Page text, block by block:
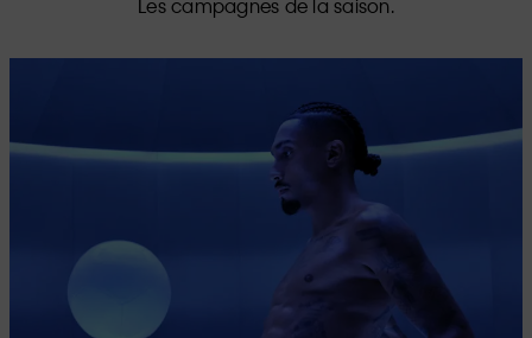
Les campagnes de la saison.